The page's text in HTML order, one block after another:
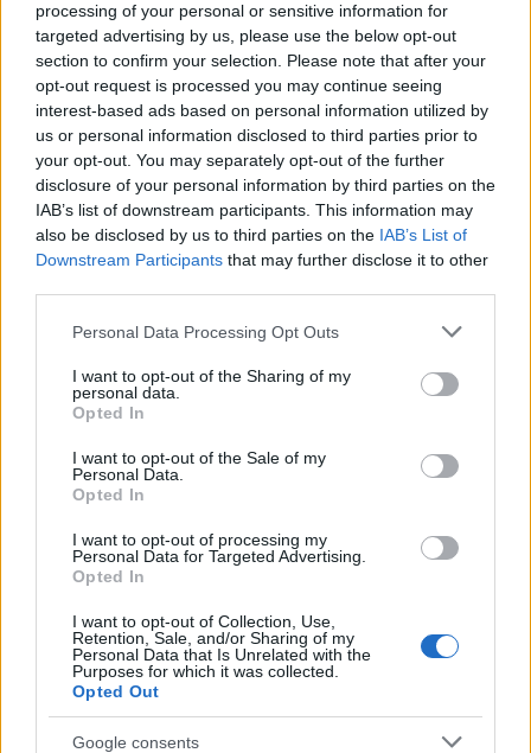
processing of your personal or sensitive information for
targeted advertising by us, please use the below opt-out
section to confirm your selection. Please note that after your
opt-out request is processed you may continue seeing
interest-based ads based on personal information utilized by
us or personal information disclosed to third parties prior to
your opt-out. You may separately opt-out of the further
disclosure of your personal information by third parties on the
IAB’s list of downstream participants. This information may
also be disclosed by us to third parties on the IAB’s List of
Downstream Participants that may further disclose it to other
Please note that this website/app uses one or more Google
not limited to your visit or usage behaviour. You may click to
grant or deny consent to Google and its third-party tags to
use your data for below specified purposes in below Google
consent section.
Personal Data Processing Opt Outs
I want to opt-out of the Sharing of my
personal data.
Opted In
I want to opt-out of the Sale of my
Personal Data.
Opted In
I want to opt-out of processing my
Personal Data for Targeted Advertising.
Opted In
I want to opt-out of Collection, Use,
Retention, Sale, and/or Sharing of my
Personal Data that Is Unrelated with the
Purposes for which it was collected.
Opted Out
Google consents
Minden idők legünnepeltebb
fotóit alkották újra AI
képgenerátorok...
A mestereséges intelligencia (AI) robbanásszerű
elterjedése már közel sem mondható új
jelenségnek. Az AI életünk számos területén van
jelen, akár mindennapi, felhasználói szinten is...
2024 / 03 / 26 Tovább
Válogatás Bart Urbanski
díjnyertes sorozatából
Bart Urbanski Solar Recordings of Phone Calls with
Family Members, Friends, and Scammers (A